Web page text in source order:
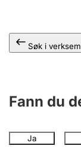
Søk i
Fann du
Ja